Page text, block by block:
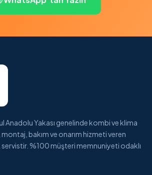
Anadolu Yakası genelinde kombi ve klima
bakım ve onarım hizmeti veren
%100 müşteri memnuniyeti odaklı